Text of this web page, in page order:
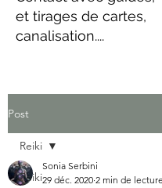
et tirages de cartes,
canalisation....
Post
Reiki
Reiki
Sonia Serbini
29 déc. 2020 2 min de lecture